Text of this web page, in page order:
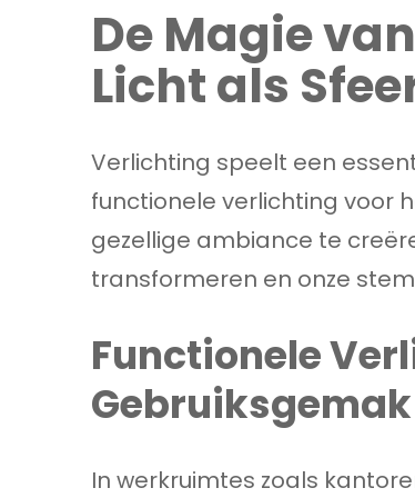
De Magie
Licht als
Verlichting speelt een
functionele verlichting voor
gezellige ambiance te
transformeren en onze
Functionele
Gebruiksgemak
In werkruimtes zoals